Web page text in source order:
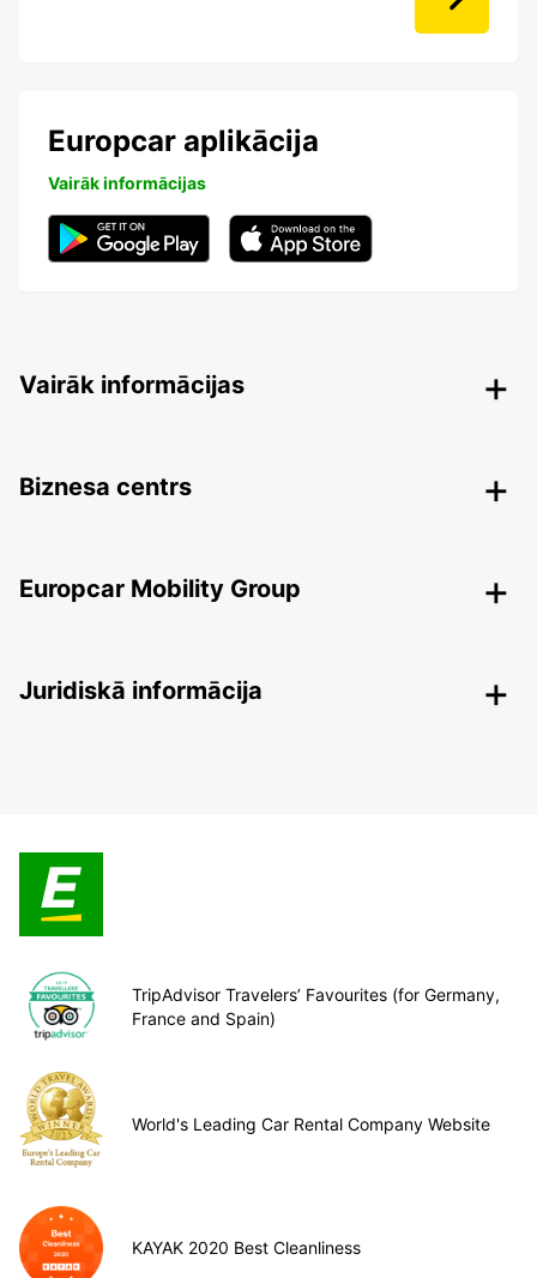
Europcar aplikācija
Vairāk informācijas
Vairāk informācijas
Biznesa centrs
Europcar Mobility Group
Juridiskā informācija
TripAdvisor Travelers’ Favourites (for Germany,
France and Spain)
World's Leading Car Rental Company Website
KAYAK 2020 Best Cleanliness